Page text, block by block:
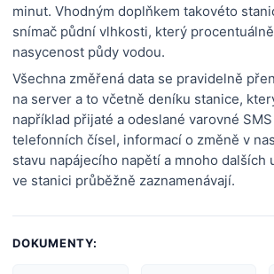
minut. Vhodným doplňkem takovéto
snímač půdní vlhkosti, který
nasycenost půdy vodou.
Všechna změřená data se pravidelně
na server a to včetně deníku stanice,
například přijaté a odeslané varovné
telefonních čísel, informací o změně v
stavu napájecího napětí a mnoho dalších
ve stanici průběžně zaznamenávají.
DOKUMENTY: